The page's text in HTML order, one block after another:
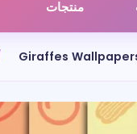
منتجات
Giraffes